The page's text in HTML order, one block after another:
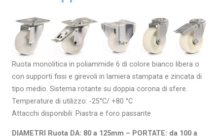
Ruota monolitica in poliammide 6 di colore bianco libera o
con supporti fissi e girevoli in lamiera stampata e zincata di
tipo medio. Sistema rotante su doppia corona di sfere.
Temperature di utilizzo: -25°C/ +80 °C
Attacchi disponibili: Piastra e foro passante
DIAMETRI Ruota DA: 80 a 125mm – PORTATE: da 100 a